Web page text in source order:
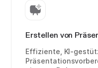
Erstellen von
Effiziente, KI-